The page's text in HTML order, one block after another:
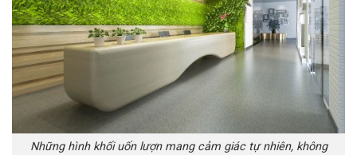
Những hình khối uốn lượn mang cảm giác tự nhiên, không